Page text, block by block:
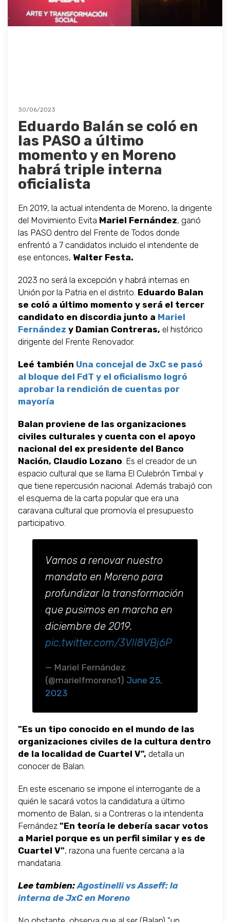
30/06/2023
Eduardo Balán se coló en
las PASO a último
momento y en Moreno
habrá triple interna
oficialista
En 2019, la actual intendenta de Moreno, la dirigente
del Movimiento Evita Mariel Fernández, ganó
las PASO dentro del Frente de Todos donde
enfrentó a 7 candidatos incluido el intendente de
ese entonces, Walter Festa.
2023 no será la excepción y habrá internas en
Unión por la Patria en el distrito. Eduardo Balan
se coló a último momento y será el tercer
candidato en discordia junto a Mariel
Fernández y Damian Contreras, el histórico
dirigente del Frente Renovador.
Leé también Una concejal de JxC se pasó
al bloque del FdT y el oficialismo logró
aprobar la rendición de cuentas por
mayoría
Balan proviene de las organizaciones
civiles culturales y cuenta con el apoyo
nacional del ex presidente del Banco
Nación, Claudio Lozano. Es el creador de un
espacio cultural que se llama El Culebrón Timbal y
que tiene repercusión nacional. Además trabajó con
el esquema de la carta popular que era una
caravana cultural que promovía el presupuesto
participativo.
Vamos a renovar nuestro
mandato en Moreno para
profundizar la transformación
que pusimos en marcha en
diciembre de 2019.
pic.twitter.com/3Vll8VBj6P
— Mariel Fernández
(@marielfmoreno1) June 25,
2023
"Es un tipo conocido en el mundo de las
organizaciones civiles de la cultura dentro
de la localidad de Cuartel V", detalla un
conocer de Balan.
En este escenario se impone el interrogante de a
quién le sacará votos la candidatura a último
momento de Balan, si a Contreras o la intendenta
Fernández "En teoría le debería sacar votos
a Mariel porque es un perfil similar y es de
Cuartel V", razona una fuente cercana a la
mandataria.
Lee tambien:Agostinelli vs Asseff: la
interna de JxC en Moreno